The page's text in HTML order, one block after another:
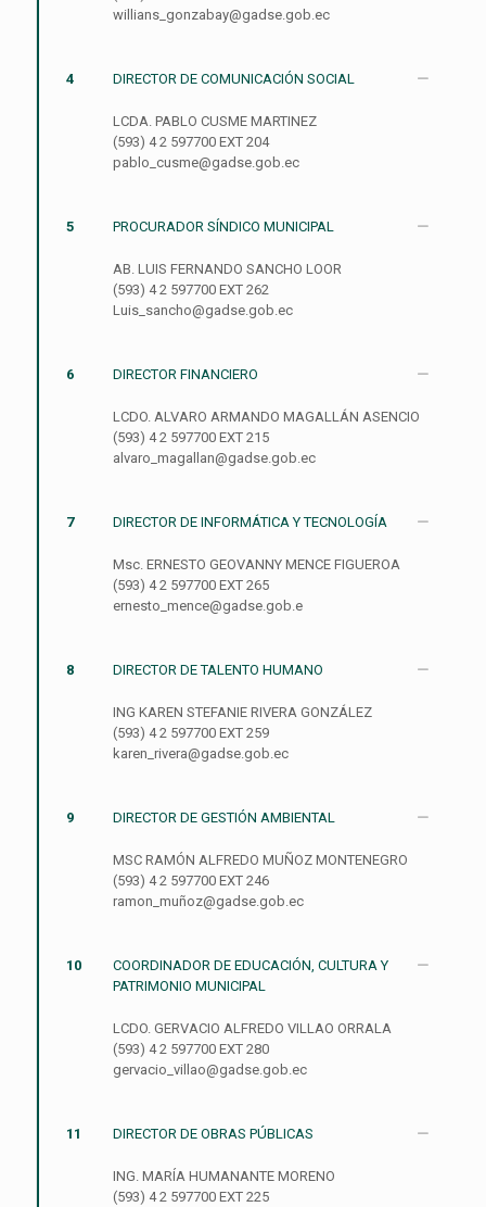
willians_gonzabay@gadse.gob.ec
4 DIRECTOR DE COMUNICACIÓN SOCIAL
LCDA. PABLO CUSME MARTINEZ
(593) 4 2 597700 EXT 204
pablo_cusme@gadse.gob.ec
5 PROCURADOR SÍNDICO MUNICIPAL
AB. LUIS FERNANDO SANCHO LOOR
(593) 4 2 597700 EXT 262
Luis_sancho@gadse.gob.ec
6 DIRECTOR FINANCIERO
LCDO. ALVARO ARMANDO MAGALLÁN ASENCIO
(593) 4 2 597700 EXT 215
alvaro_magallan@gadse.gob.ec
7 DIRECTOR DE INFORMÁTICA Y TECNOLOGÍA
Msc. ERNESTO GEOVANNY MENCE FIGUEROA
(593) 4 2 597700 EXT 265
ernesto_mence@gadse.gob.e
8 DIRECTOR DE TALENTO HUMANO
ING KAREN STEFANIE RIVERA GONZÁLEZ
(593) 4 2 597700 EXT 259
karen_rivera@gadse.gob.ec
9 DIRECTOR DE GESTIÓN AMBIENTAL
MSC RAMÓN ALFREDO MUÑOZ MONTENEGRO
(593) 4 2 597700 EXT 246
ramon_muñoz@gadse.gob.ec
10
COORDINADOR DE EDUCACIÓN, CULTURA Y
PATRIMONIO MUNICIPAL
LCDO. GERVACIO ALFREDO VILLAO ORRALA
(593) 4 2 597700 EXT 280
gervacio_villao@gadse.gob.ec
11 DIRECTOR DE OBRAS PÚBLICAS
ING. MARÍA HUMANANTE MORENO
(593) 4 2 597700 EXT 225